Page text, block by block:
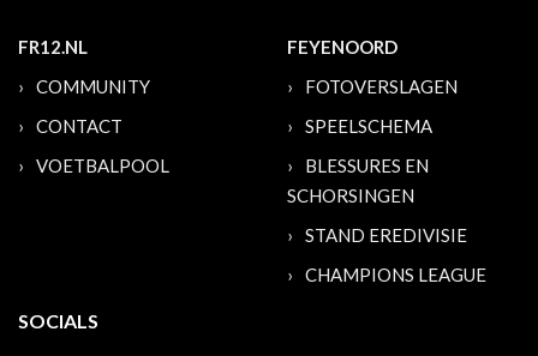
FR12.NL
COMMUNITY
CONTACT
VOETBALPOOL
FEYENOORD
FOTOVERSLAGEN
SPEELSCHEMA
BLESSURES EN
SCHORSINGEN
STAND EREDIVISIE
CHAMPIONS LEAGUE
SOCIALS